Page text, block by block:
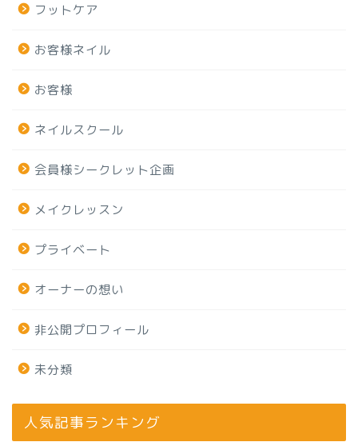
フットケア
お客様ネイル
お客様
ネイルスクール
会員様シークレット企画
メイクレッスン
プライベート
オーナーの想い
非公開プロフィール
未分類
人気記事ランキング